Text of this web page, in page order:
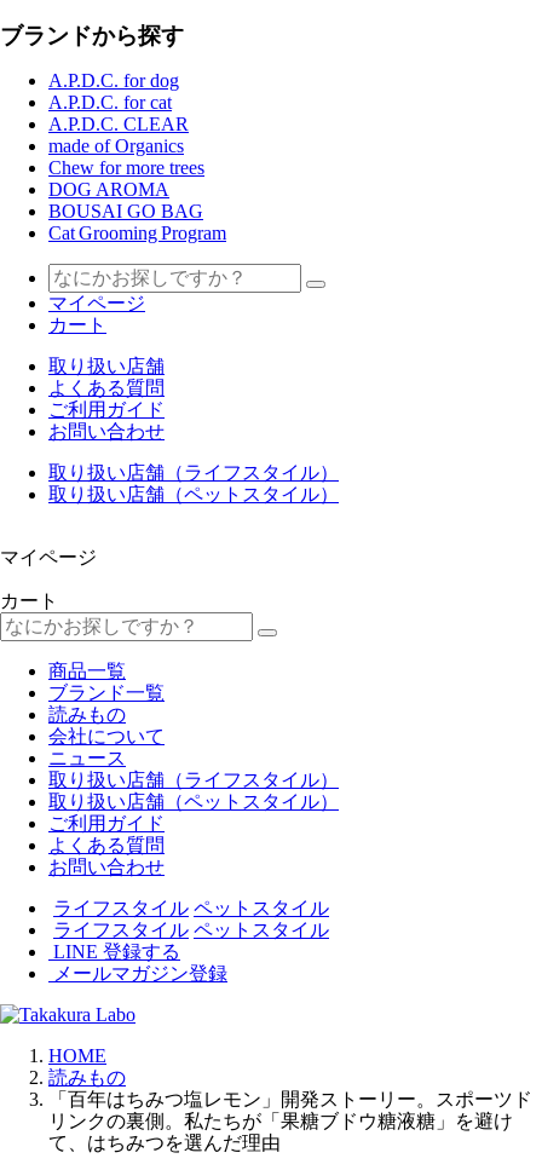
ブランドから探す
A.P.D.C. for dog
A.P.D.C. for cat
A.P.D.C. CLEAR
made of Organics
Chew for more trees
DOG AROMA
BOUSAI GO BAG
Cat Grooming Program
マイページ
カート
取り扱い店舗
よくある質問
ご利用ガイド
お問い合わせ
取り扱い店舗（ライフスタイル）
取り扱い店舗（ペットスタイル）
マイページ
カート
商品一覧
ブランド一覧
読みもの
会社について
ニュース
取り扱い店舗（ライフスタイル）
取り扱い店舗（ペットスタイル）
ご利用ガイド
よくある質問
お問い合わせ
ライフスタイル ペットスタイル
ライフスタイル ペットスタイル
LINE 登録する
メールマガジン登録
HOME
読みもの
「百年はちみつ塩レモン」開発ストーリー。スポーツド
リンクの裏側。私たちが「果糖ブドウ糖液糖」を避け
て、はちみつを選んだ理由